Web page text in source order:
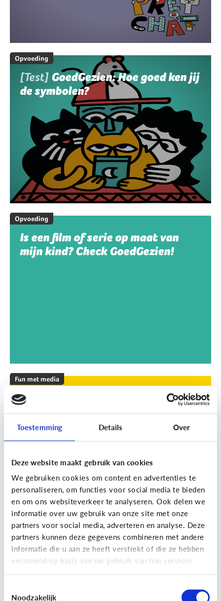
Toestemming Details Over
Deze website maakt gebruik van cookies
We gebruiken cookies om content en advertenties te
personaliseren, om functies voor social media te bieden
en om ons websiteverkeer te analyseren. Ook delen we
informatie over uw gebruik van onze site met onze
partners voor social media, adverteren en analyse. Deze
partners kunnen deze gegevens combineren met andere
informatie die u aan ze heeft verstrekt of die ze hebben
verzameld op basis van uw gebruik van hun services.
Noodzakelijk
Opvoeding
[Test] GoedGezien: Hoe goed ken jij
de symbolen?
Opvoeding
Is een film of serie op maat van
mijn kind? Check GoedGezien!
Fun met media
Leuke apps voor tieners om de
zomer door te komen
Geef je kind een duwtje in de rug met deze leuke
apps tegen verveling, waar ze op eigen houtje
Fun met media
Fun met foto’s: zo boost je de
creativiteit van je kind